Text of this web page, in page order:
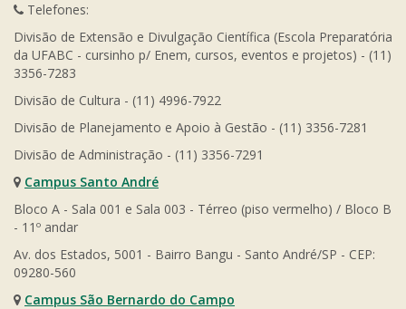
Telefones:
Divisão de Extensão e Divulgação Científica (Escola Preparatória
da UFABC - cursinho p/ Enem, cursos, eventos e projetos) - (11)
3356-7283
Divisão de Cultura - (11) 4996-7922
Divisão de Planejamento e Apoio à Gestão - (11) 3356-7281
Divisão de Administração - (11) 3356-7291
Campus Santo André
Bloco A - Sala 001 e Sala 003 - Térreo (piso vermelho) / Bloco B
- 11º andar
Av. dos Estados, 5001 - Bairro Bangu - Santo André/SP - CEP:
09280-560
Campus São Bernardo do Campo